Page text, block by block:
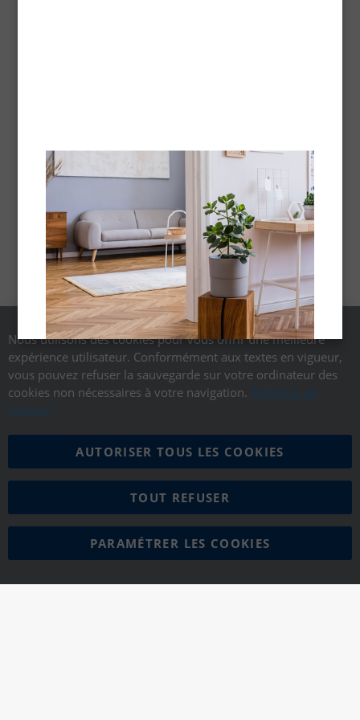
Nous utilisons des cookies pour vous offrir une meilleure
expérience utilisateur. Conformément aux textes en vigueur,
vous pouvez refuser la sauvegarde sur votre ordinateur des
cookies non nécessaires à votre navigation. Politique de
cookies
AUTORISER TOUS LES COOKIES
TOUT REFUSER
PARAMÉTRER LES COOKIES